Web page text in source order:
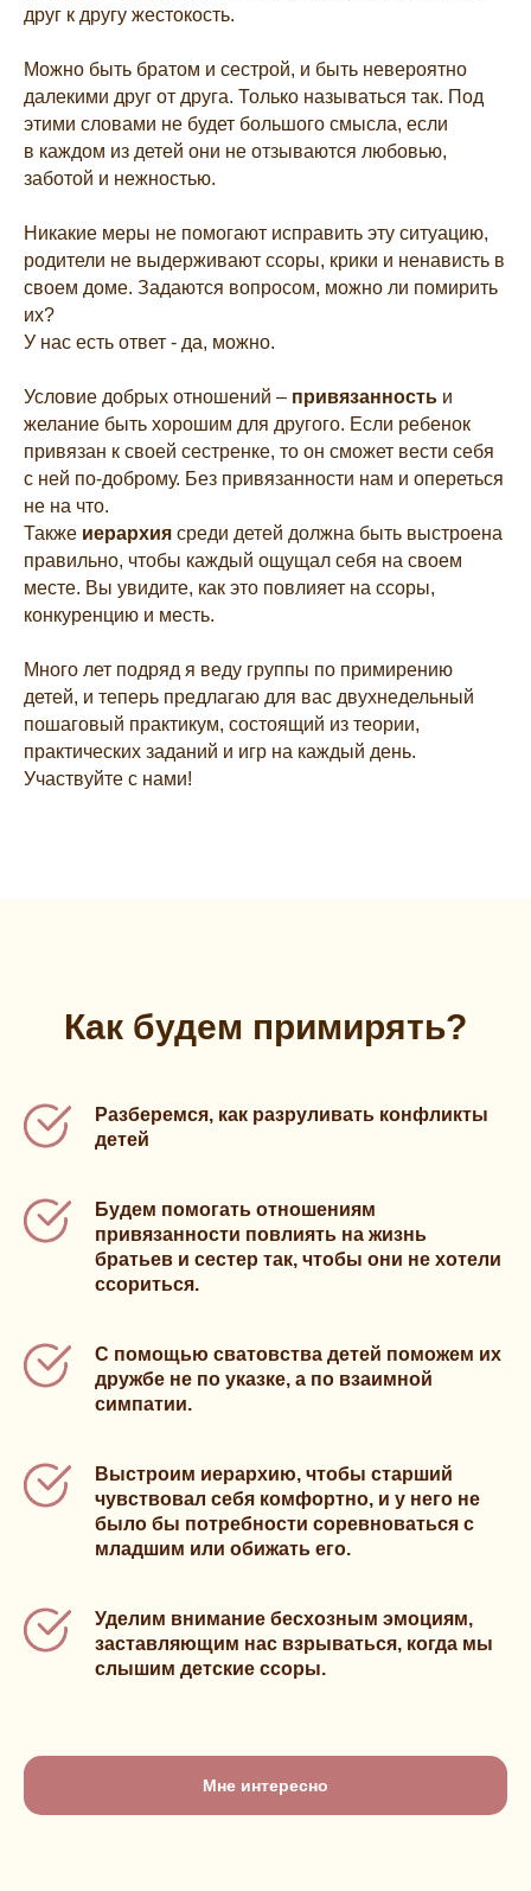
друг к другу жестокость.
Можно быть братом и сестрой, и быть невероятно
далекими друг от друга. Только называться так. Под
этими словами не будет большого смысла, если
в каждом из детей они не отзываются любовью,
заботой и нежностью.
Никакие меры не помогают исправить эту ситуацию,
родители не выдерживают ссоры, крики и ненависть в
своем доме. Задаются вопросом, можно ли помирить
их?
У нас есть ответ - да, можно.
Условие добрых отношений – привязанность и
желание быть хорошим для другого. Если ребенок
привязан к своей сестренке, то он сможет вести себя
с ней по-доброму. Без привязанности нам и опереться
не на что.
Также иерархия среди детей должна быть выстроена
правильно, чтобы каждый ощущал себя на своем
месте. Вы увидите, как это повлияет на ссоры,
конкуренцию и месть.
Много лет подряд я веду группы по примирению
детей, и теперь предлагаю для вас двухнедельный
пошаговый практикум, состоящий из теории,
практических заданий и игр на каждый день.
Участвуйте с нами!
Как будем примирять?
Разберемся, как разруливать конфликты
детей
Будем помогать отношениям
привязанности повлиять на жизнь
братьев и сестер так, чтобы они не хотели
ссориться.
С помощью сватовства детей поможем их
дружбе не по указке, а по взаимной
симпатии.
Выстроим иерархию, чтобы старший
чувствовал себя комфортно, и у него не
было бы потребности соревноваться с
младшим или обижать его.
Уделим внимание бесхозным эмоциям,
заставляющим нас взрываться, когда мы
слышим детские ссоры.
Мне интересно